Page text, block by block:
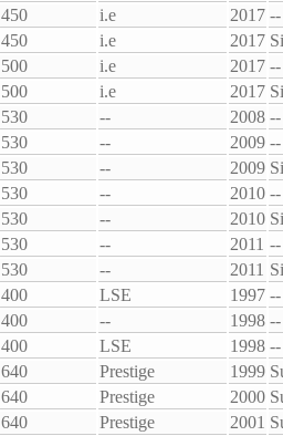
450 i.e 2017 --
450 i.e 2017
500 i.e 2017 --
500 i.e 2017
530 -- 2008 --
530 -- 2009 --
530 -- 2009
530 -- 2010 --
530 -- 2010
530 -- 2011 --
530 -- 2011
400 LSE 1997 --
400 -- 1998 --
400 LSE 1998 --
640 Prestige 1999
640 Prestige 2000
640 Prestige 2001